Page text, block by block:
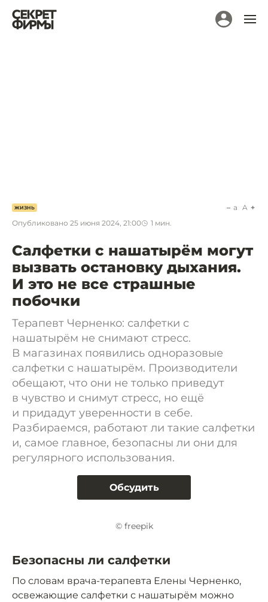
ЖИЗНЬ
Опубликовано 25 июня 2024, 21:00 1 мин.
a A
Салфетки с нашатырём могут
вызвать остановку дыхания.
И это не все страшные
побочки
Терапевт Черненко: салфетки с
нашатырём не снимают стресс.
В магазинах появились одноразовые
салфетки с нашатырём. Производители
обещают, что они не только приведут
в чувство и снимут стресс, но ещё
и придадут уверенности в себе.
Разбираемся, работают ли такие салфетки
и, самое главное, безопасны ли они для
регулярного использования.
Обсудить
© freepik
Безопасны ли салфетки
По словам врача-терапевта Елены Черненко,
освежающие салфетки с нашатырём можно